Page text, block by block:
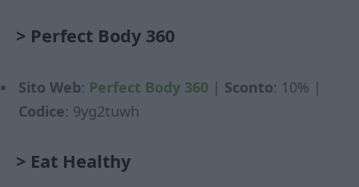
> Perfect Body 360
Sito Web: Perfect Body 360 | Sconto: 10% |
Codice: 9yg2tuwh
> Eat Healthy